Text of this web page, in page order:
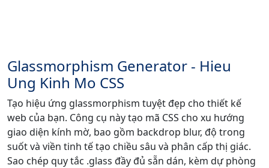
Glassmorphism Generator - Hieu
Ung Kinh Mo CSS
Tạo hiệu ứng glassmorphism tuyệt đẹp cho thiết kế
web của bạn. Công cụ này tạo mã CSS cho xu hướng
giao diện kính mờ, bao gồm backdrop blur, độ trong
suốt và viền tinh tế tạo chiều sâu và phân cấp thị giác.
Sao chép quy tắc .glass đầy đủ sẵn dán, kèm dự phòng